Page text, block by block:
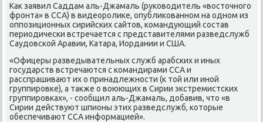
Как заявил Саддам аль-Джамаль (руководитель «восточного
фронта» в ССА) в видеоролике, опубликованном на одном из
оппозиционных сирийских сайтов, командующий состав
периодически встречается с представителями разведслужб
Саудовской Аравии, Катара, Иордании и США.
«Офицеры разведывательных служб арабских и иных
государств встречаются с командирами ССА и
расспрашивают их о принадлежности (к той или иной
группировке), а также о воюющих в Сирии экстремистских
группировках», - сообщил аль-Джамаль, добавив, что «в
Сирии действуют шпионы этих разведслужб, которые
обеспечивают ССА информацией».